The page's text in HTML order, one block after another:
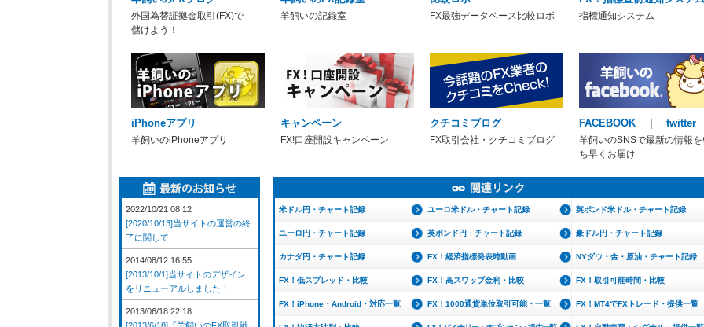
外国為替証拠金取引(FX)で
儲けよう！
羊飼いの記録室 FX最強データベース比較ロボ 指標通知システム
iPhoneアプリ
羊飼いのiPhoneアプリ
キャンペーン
FX!口座開設キャンペーン
クチコミブログ
FX取引会社・クチコミブログ
FACEBOOK twitter
羊飼いのSNSで最新の情報
ち早くお届け
米ドル円・チャート記録 ユーロ米ドル・チャート記録 英ポンド米ドル・チャート記録
ユーロ円・チャート記録 英ポンド円・チャート記録 豪ドル円・チャート記録
カナダ円・チャート記録 FX！経済指標発表時動画 NYダウ・金・原油・チャート記録
FX！低スプレッド・比較 FX！高スワップ金利・比較 FX！取引可能時間・比較
FX！iPhone・Android・対応一覧 FX！1000通貨単位取引可能・一覧 FX！MT4でFXトレード・提供一覧
2022/10/21 08:12
[2020/10/13]当サイトの運営の終
了に関して
2014/08/12 16:55
[2013/10/1]当サイトのデザイン
をリニューアルしました！
2013/06/18 22:18